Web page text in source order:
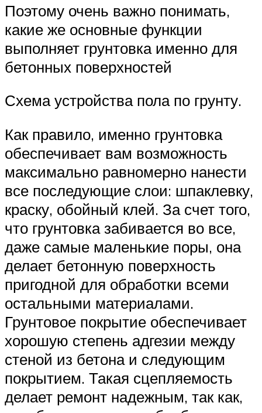
Поэтому очень важно понимать,
какие же основные функции
выполняет грунтовка именно для
бетонных поверхностей
Схема устройства пола по грунту.
Как правило, именно грунтовка
обеспечивает вам возможность
максимально равномерно нанести
все последующие слои: шпаклевку,
краску, обойный клей. За счет того,
что грунтовка забивается во все,
даже самые маленькие поры, она
делает бетонную поверхность
пригодной для обработки всеми
остальными материалами.
Грунтовое покрытие обеспечивает
хорошую степень адгезии между
стеной из бетона и следующим
покрытием. Такая сцепляемость
делает ремонт надежным, так как,